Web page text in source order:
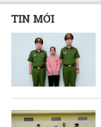
TIN MỚI